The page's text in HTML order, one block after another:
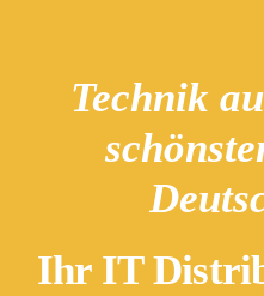
Technik
Ihr IT